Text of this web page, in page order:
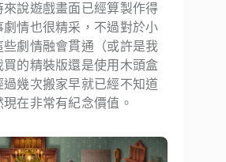
說遊戲畫面已經算製作得
情也很精采，不過對於小
劇情融會貫通（或許是我
的精裝版還是使用木頭盒
幾次搬家早就已經不知道
在非常有紀念價值。